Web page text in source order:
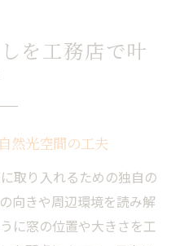
省エネと心地よさを
吹き抜け・高窓活用
い住空間の秘訣と工務
務店の自然光活用術と
を工務店で叶
然光空間の工夫
取り入れるための独自の
向きや周辺環境を読み解
に窓の位置や大きさを工